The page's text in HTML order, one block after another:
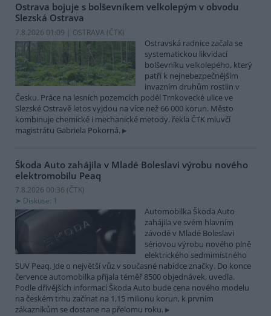
Ostrava bojuje s bolševníkem velkolepým v obvodu
Slezská Ostrava
7.8.2026 01:09 | OSTRAVA (ČTK)
Ostravská radnice začala se
systematickou likvidací
bolševníku velkolepého, který
patří k nejnebezpečnějším
invazním druhům rostlin v
Česku. Práce na lesních pozemcích podél Trnkovecké ulice ve
Slezské Ostravě letos vyjdou na více než 66 000 korun. Město
kombinuje chemické i mechanické metody, řekla ČTK mluvčí
magistrátu Gabriela Pokorná.
Škoda Auto zahájila v Mladé Boleslavi výrobu nového
elektromobilu Peaq
7.8.2026 00:36 (ČTK)
Diskuse: 1
Automobilka Škoda Auto
zahájila ve svém hlavním
závodě v Mladé Boleslavi
sériovou výrobu nového plně
elektrického sedmimístného
SUV Peaq. Jde o největší vůz v současné nabídce značky. Do konce
července automobilka přijala téměř 8500 objednávek, uvedla.
Podle dřívějších informací Škoda Auto bude cena nového modelu
na českém trhu začínat na 1,15 milionu korun, k prvním
zákazníkům se dostane na přelomu roku.